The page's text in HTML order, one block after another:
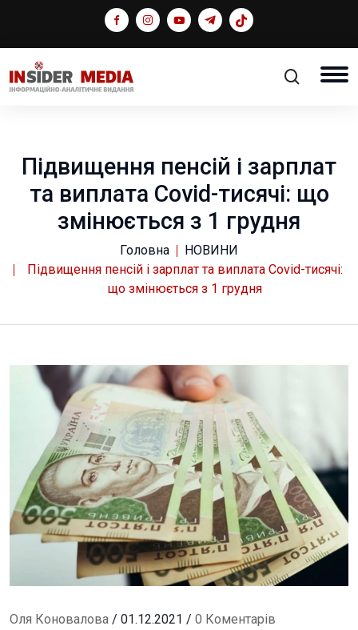
Підвищення пенсій і зарплат
та виплата Covid-тисячі: що
змінюється з 1 грудня
Головна
НОВИНИ
Підвищення пенсій і зарплат та виплата Covid-тисячі:
що змінюється з 1 грудня
Оля Коновалова / 01.12.2021 / 0 Коментарів